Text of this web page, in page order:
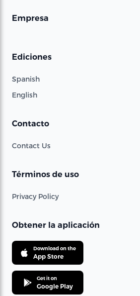
Empresa
Ediciones
Spanish
English
Contacto
Contact Us
Términos de uso
Privacy Policy
Obtener la aplicación
Download on the
App Store
Get it on
Google Play